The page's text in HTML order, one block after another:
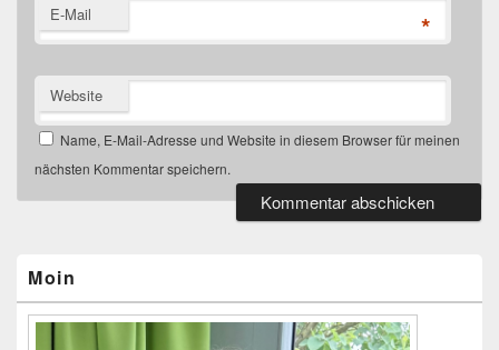
E-Mail *
Website
Name, E-Mail-Adresse und Website in diesem Browser für meinen
nächsten Kommentar speichern.
Widgetbereich
Moin